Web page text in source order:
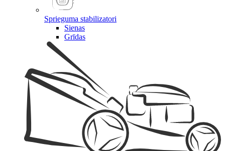
Sprieguma stabilizatori
Sienas
Grīdas